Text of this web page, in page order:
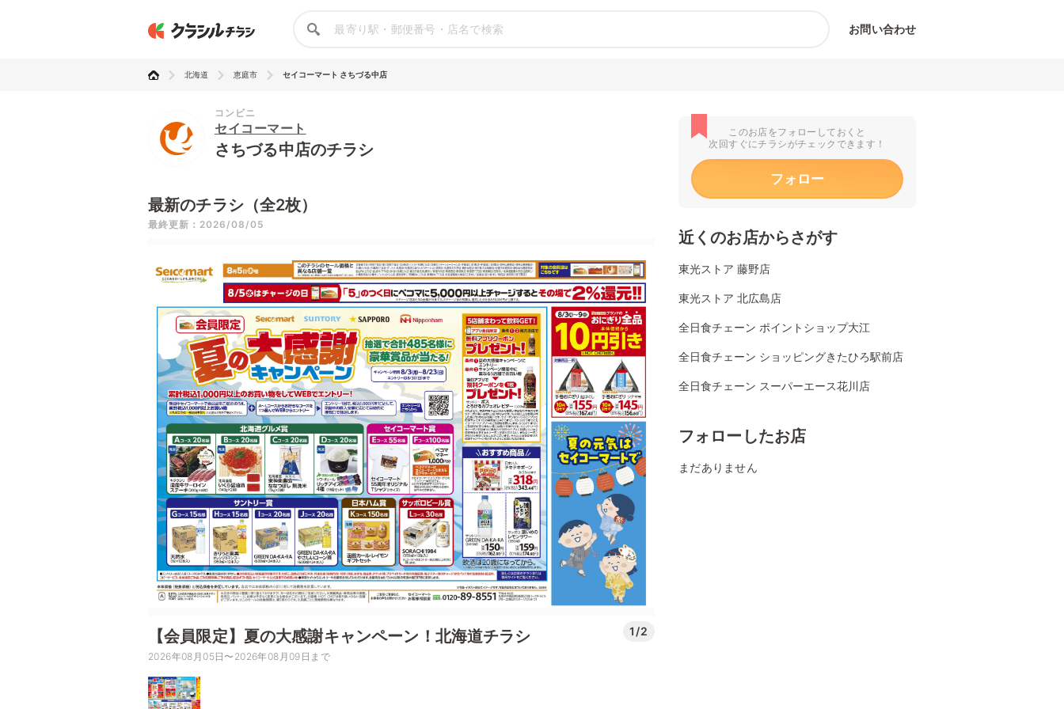
お問い合わせ
北海道 恵庭市 セイコーマート さちづる中店
コンビニ
セイコーマート
さちづる中店のチラシ
最新のチラシ（全2枚）
最終更新：2026/08/05
【会員限定】夏の大感謝キャンペーン！北海道チラシ 1/2
2026年08月05日〜2026年08月09日まで
このお店をフォローしておくと
次回すぐにチラシがチェックできます！
フォロー
近くのお店からさがす
東光ストア 藤野店
東光ストア 北広島店
全日食チェーン ポイントショップ大江
全日食チェーン ショッピングきたひろ駅前店
全日食チェーン スーパーエース花川店
フォローしたお店
まだありません